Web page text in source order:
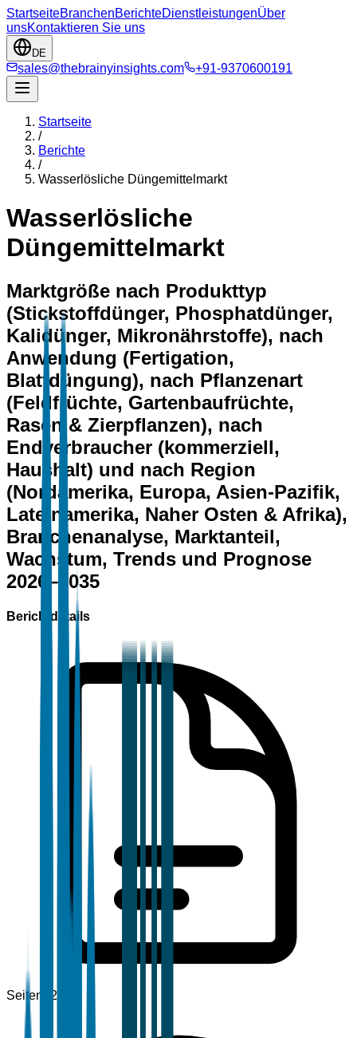
StartseiteBranchenBerichteDienstleistungenÜber
unsKontaktieren Sie uns
DE
sales@thebrainyinsights.com +91-9370600191
Startseite
/
Berichte
/
Wasserlösliche Düngemittelmarkt
Wasserlösliche
Düngemittelmarkt
Marktgröße nach Produkttyp
(Stickstoffdünger, Phosphatdünger,
Kalidünger, Mikronährstoffe), nach
Anwendung (Fertigation,
Blattdüngung), nach Pflanzenart
(Feldfrüchte, Gartenbaufrüchte,
Rasen & Zierpflanzen), nach
Endverbraucher (kommerziell,
Haushalt) und nach Region
(Nordamerika, Europa, Asien-Pazifik,
Lateinamerika, Naher Osten & Afrika),
Branchenanalyse, Marktanteil,
Wachstum, Trends und Prognose
2026–2035
Berichtdetails
Seiten 120+